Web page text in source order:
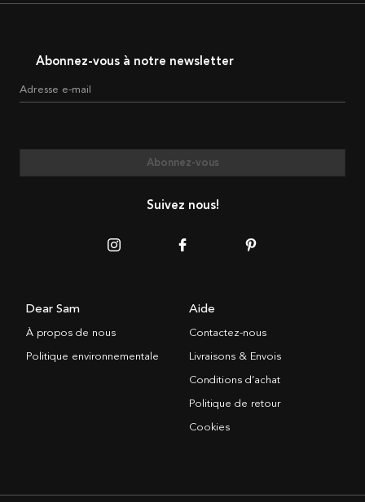
Abonnez-vous à notre newsletter
Adresse e-mail
Abonnez-vous
Suivez nous!
Dear Sam
À propos de nous
Politique environnementale
Aide
Contactez-nous
Livraisons & Envois
Conditions d’achat
Politique de retour
Cookies